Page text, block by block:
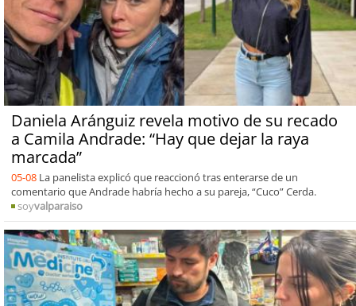
Daniela Aránguiz revela motivo de su recado
a Camila Andrade: “Hay que dejar la raya
marcada”
05-08 La panelista explicó que reaccionó tras enterarse de un
comentario que Andrade habría hecho a su pareja, “Cuco” Cerda.
soyvalparaiso